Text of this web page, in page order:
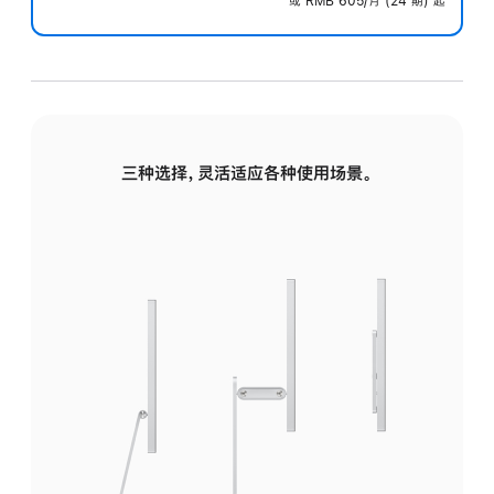
三种选择，灵活适应各种使用场景。